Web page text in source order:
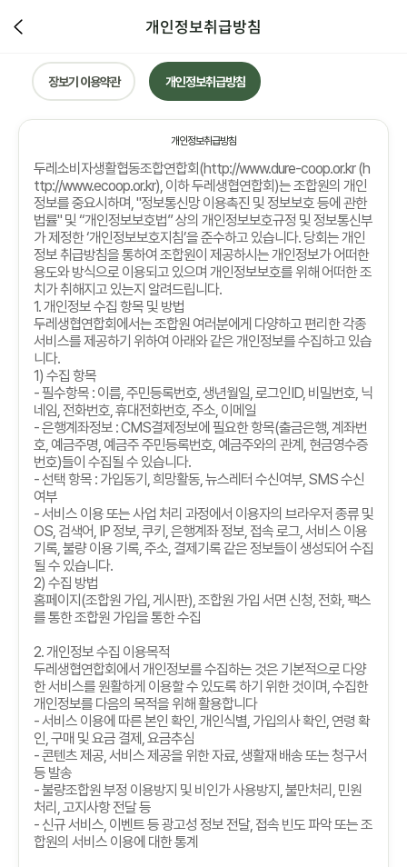
개인정보취급방침
장보기 이용약관 개인정보취급방침
개인정보취급방침
두레소비자생활협동조합연합회 (http://www.dure-coop.or.kr (h
ttp://www.ecoop.or.kr), 이하 두레생협연합회 )는 조합원의 개인
정보를 중요시하며, "정보통신망 이용촉진 및 정보보호 등에 관한
법률" 및“개인정보보호법”상의 개인정보보호규정 및 정보통신부
가 제정한‘개인정보보호지침’을 준수하고 있습니다. 당회는 개인
정보 취급방침을 통하여 조합원이 제공하시는 개인정보가 어떠한
용도와 방식으로 이용되고 있으며 개인정보보호를 위해 어떠한 조
치가 취해지고 있는지 알려드립니다.
1.개인정보 수집 항목 및 방법
두레생협연합회에서는 조합원 여러분에게 다양하고 편리한 각종
서비스를 제공하기 위하여 아래와 같은 개인정보를 수집하고 있습
니다.
1) 수집 항목
-필수항목 : 이름,주민등록번호,생년월일,로그인ID, 비밀번호, 닉
네임, 전화번호,휴대전화번호,주소, 이메일
-은행계좌정보 : CMS결제정보에 필요한 항목(출금은행,계좌번
호, 예금주명, 예금주 주민등록번호, 예금주와의 관계 , 현금영수증
번호)들이 수집될 수 있습니다.
- 선택 항목 : 가입동기 ,희망활동,뉴스레터 수신여부, SMS수신
여부
-서비스 이용 또는 사업 처리 과정에서 이용자의 브라우저 종류 및
OS, 검색어, IP 정보,쿠키 ,은행계좌 정보, 접속 로그,서비스 이용
기록,불량 이용 기록,주소, 결제기록 같은 정보들이 생성되어 수집
될 수 있습니다.
2) 수집 방법
홈페이지 (조합원 가입,게시판),조합원 가입 서면 신청, 전화, 팩스
를 통한 조합원 가입을 통한 수집
2.개인정보 수집 이용목적
두레생협연합회에서 개인정보를 수집하는 것은 기본적으로 다양
한 서비스를 원활하게 이용할 수 있도록 하기 위한 것이며,수집한
개인정보를 다음의 목적을 위해 활용합니다
-서비스 이용에 따른 본인 확인,개인식별, 가입의사 확인, 연령 확
인,구매 및 요금 결제 ,요금추심
-콘텐츠 제공,서비스 제공을 위한 자료,생활재 배송 또는 청구서
등 발송
-불량조합원 부정 이용방지 및 비인가 사용방지 ,불만처리 , 민원
처리 ,고지사항 전달 등
- 신규 서비스, 이벤트 등 광고성 정보 전달, 접속 빈도 파악 또는 조
합원의 서비스 이용에 대한 통계